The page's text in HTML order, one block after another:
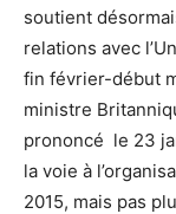
soutient
relations avec
fin février-début
ministre
prononcé le 23
la voie à
2015, mais pas